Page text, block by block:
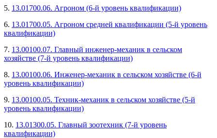
5. 13.01700.06. Агроном (6-й уровень квалификации)
6. 13.01700.05. Агроном средней квалификации (5-й уровень
квалификации)
7. 13.00100.07. Главный инженер-механик в сельском
хозяйстве (7-й уровень квалификации)
8. 13.00100.06. Инженер-механик в сельском хозяйстве (6-й
уровень квалификации)
9. 13.00100.05. Техник-механик в сельском хозяйстве (5-й
уровень квалификации)
10. 13.01300.05. Главный зоотехник (7-й уровень
квалификации)